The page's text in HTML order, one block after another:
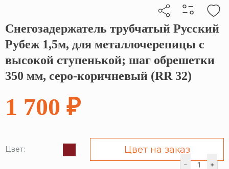
Кликните, чтобы скопировать прямую ссылку
Снегозадержатель трубчатый Русский
Рубеж 1,5м, для металлочерепицы с
высокой ступенькой; шаг обрешетки
350 мм, серо-коричневый (RR 32)
1 700 ₽
Цвет: Цвет на заказ